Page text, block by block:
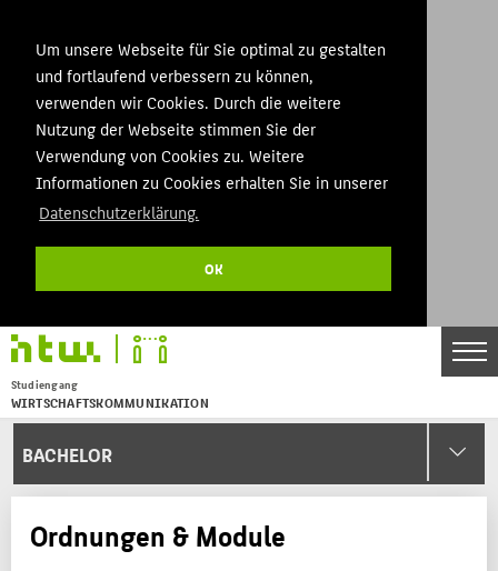
Um unsere Webseite für Sie optimal zu gestalten
und fortlaufend verbessern zu können,
verwenden wir Cookies. Durch die weitere
Nutzung der Webseite stimmen Sie der
Verwendung von Cookies zu. Weitere
Informationen zu Cookies erhalten Sie in unserer
Datenschutzerklärung.
OK
Studiengang
WIRTSCHAFTSKOMMUNIKATION
Menu
BACHELOR
Ordnungen & Module
BACHELOR
MASTER